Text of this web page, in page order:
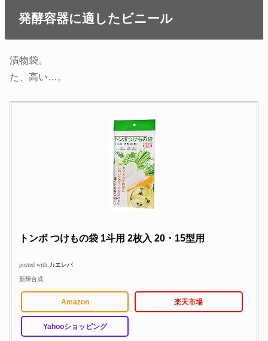
発酵容器に適したビニール
漬物袋。
た、高い…。
トンボ つけもの袋 1斗用 2枚入 20・15型用
posted with カエレバ
新輝合成
Amazon 楽天市場
Yahooショッピング